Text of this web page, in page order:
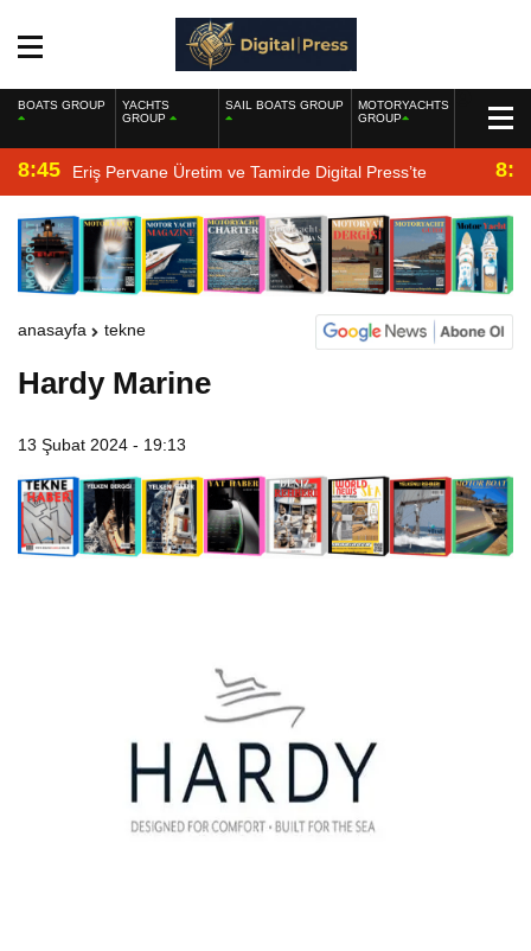
BOATS GROUP
YACHTS
GROUP
SAIL BOATS GROUP
MOTORYACHTS
GROUP
8:45 Eriş Pervane Üretim ve Tamirde Digital Press’te
anasayfa tekne
Hardy Marine
13 Şubat 2024 - 19:13